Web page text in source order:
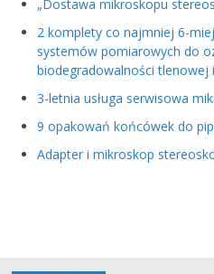
„Dostawa mikroskopu
2 komplety co najmniej 6-
systemów pomiarowych do
biodegradowalności tlenowej
3-letnia usługa serwisowa
9 opakowań końcówek do
Adapter i mikroskop